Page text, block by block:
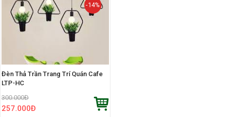
-14%
Đèn Thả Trần Trang Trí Quán Cafe
LTP-HC
300.000Đ
257.000Đ